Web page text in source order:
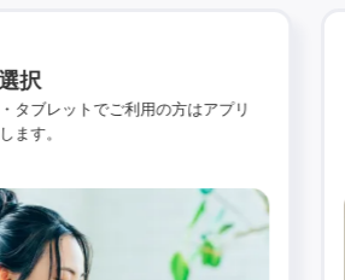
択
タブレットでご利用の方はアプリ
ます。